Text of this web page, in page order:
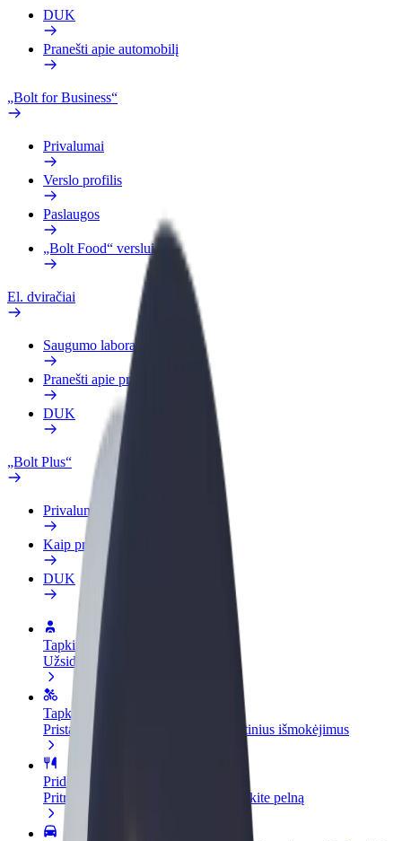
DUK
Pranešti apie automobilį
„Bolt for Business“
Privalumai
Verslo profilis
Paslaugos
„Bolt Food“ verslui
El. dviračiai
Saugumo laboratorija
Pranešti apie problemą
DUK
„Bolt Plus“
Privalumai
Kaip prisijungti
DUK
Tapkite vairuotoju (-a)
Užsidirbkite jums patogiu metu
Tapkite kurjeriu (-e)
Pristatinėkite maistą ir gaukite savaitinius išmokėjimus
Pridėti restoraną ar parduotuvę
Pritraukite daugiau klientų ir padidinkite pelną